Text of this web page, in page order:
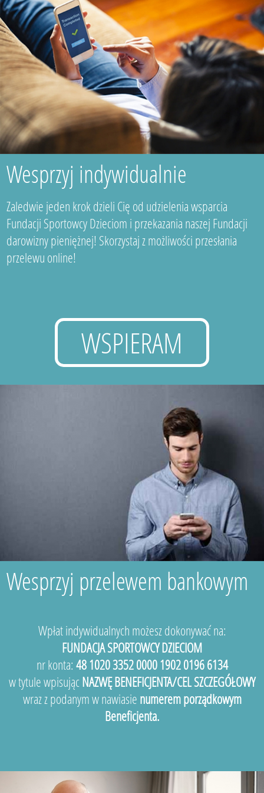
Wesprzyj indywidualnie
Zaledwie jeden krok dzieli Cię od udzielenia wsparcia
Fundacji Sportowcy Dzieciom i przekazania naszej Fundacji
darowizny pieniężnej! Skorzystaj z możliwości przesłania
przelewu online!
WSPIERAM
Wesprzyj przelewem bankowym
Wpłat indywidualnych możesz dokonywać na:
FUNDACJA SPORTOWCY DZIECIOM
nr konta: 48 1020 3352 0000 1902 0196 6134
w tytule wpisującNAZWĘ BENEFICJENTA/CEL SZCZEGÓŁOWY
wraz z podanym w nawiasie numerem porządkowym
Beneficjenta.